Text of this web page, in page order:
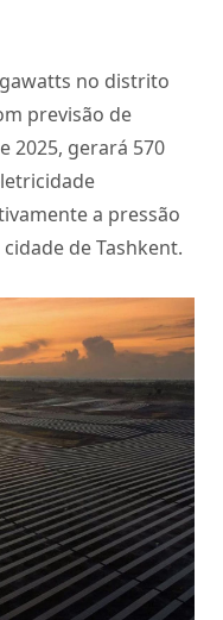
no distrito
previsão de
2025, gerará 570
a pressão
de Tashkent.